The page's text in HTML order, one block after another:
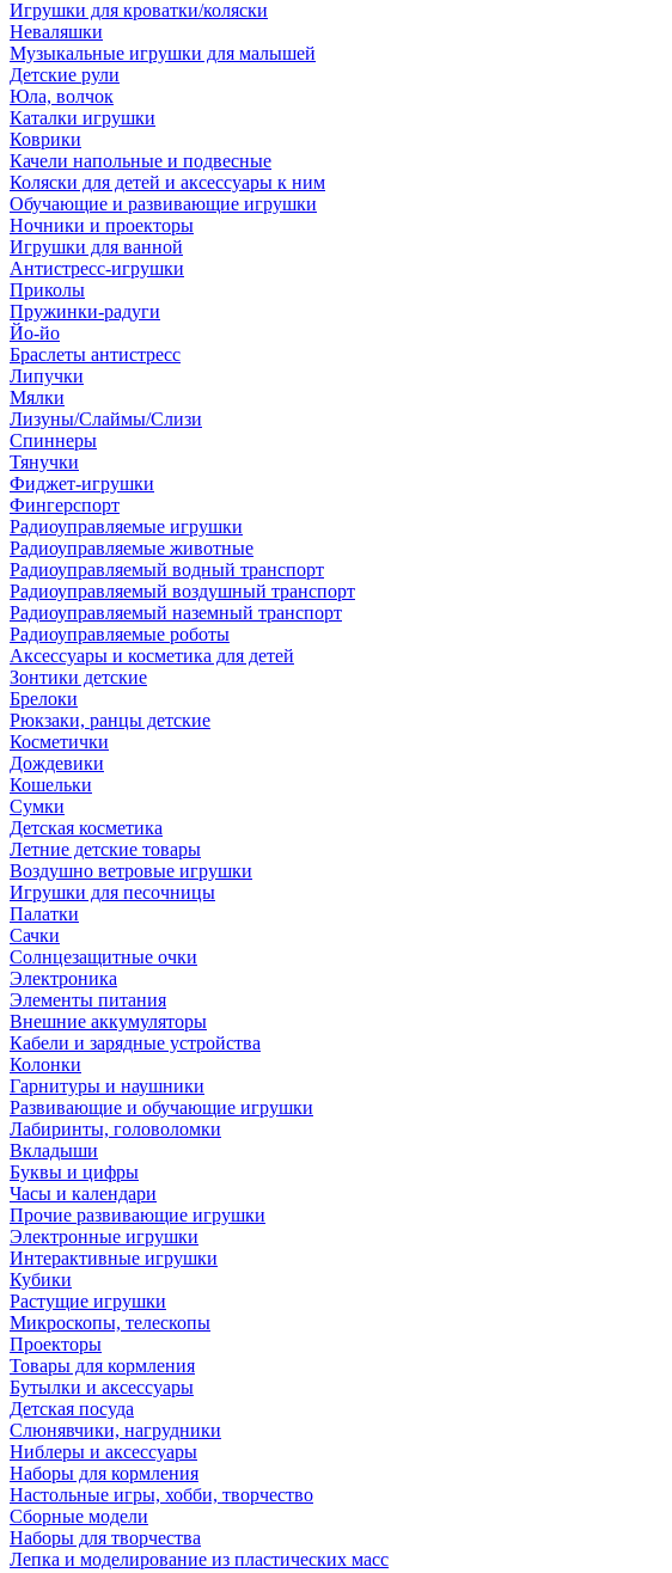
Игрушки для кроватки/коляски
Неваляшки
Музыкальные игрушки для малышей
Детские рули
Юла, волчок
Каталки игрушки
Коврики
Качели напольные и подвесные
Коляски для детей и аксессуары к ним
Обучающие и развивающие игрушки
Ночники и проекторы
Игрушки для ванной
Антистресс-игрушки
Приколы
Пружинки-радуги
Йо-йо
Браслеты антистресс
Липучки
Мялки
Лизуны/Слаймы/Слизи
Спиннеры
Тянучки
Фиджет-игрушки
Фингерспорт
Радиоуправляемые игрушки
Радиоуправляемые животные
Радиоуправляемый водный транспорт
Радиоуправляемый воздушный транспорт
Радиоуправляемый наземный транспорт
Радиоуправляемые роботы
Аксессуары и косметика для детей
Зонтики детские
Брелоки
Рюкзаки, ранцы детские
Косметички
Дождевики
Кошельки
Сумки
Детская косметика
Летние детские товары
Воздушно ветровые игрушки
Игрушки для песочницы
Палатки
Сачки
Солнцезащитные очки
Электроника
Элементы питания
Внешние аккумуляторы
Кабели и зарядные устройства
Колонки
Гарнитуры и наушники
Развивающие и обучающие игрушки
Лабиринты, головоломки
Вкладыши
Буквы и цифры
Часы и календари
Прочие развивающие игрушки
Электронные игрушки
Интерактивные игрушки
Кубики
Растущие игрушки
Микроскопы, телескопы
Проекторы
Товары для кормления
Бутылки и аксессуары
Детская посуда
Слюнявчики, нагрудники
Ниблеры и аксессуары
Наборы для кормления
Настольные игры, хобби, творчество
Сборные модели
Наборы для творчества
Лепка и моделирование из пластических масс